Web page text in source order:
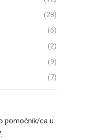
(28)
(6)
(2)
(9)
(7)
pomoćnik/ca u